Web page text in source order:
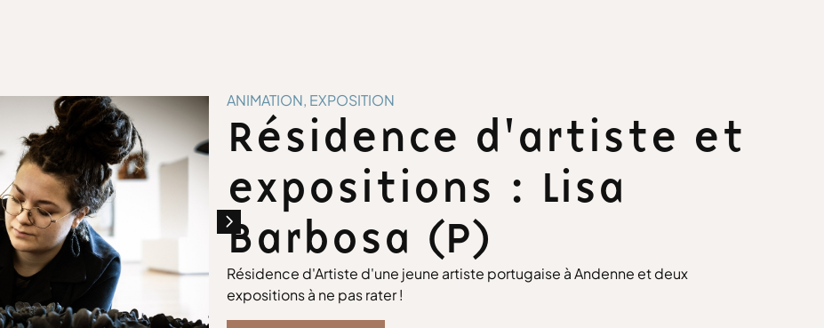
ANIMATION, EXPOSITION
Résidence d'artiste et
expositions : Lisa
Barbosa (P)
Résidence d'Artiste d'une jeune artiste portugaise à Andenne et deux
expositions à ne pas rater !